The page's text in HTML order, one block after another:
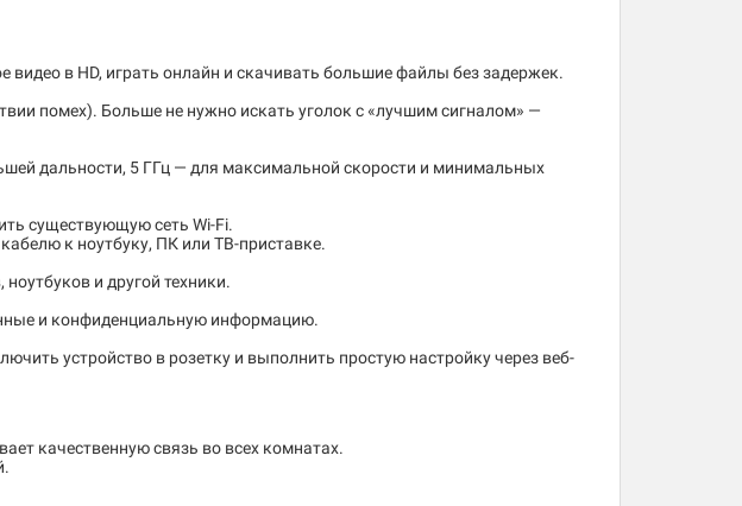
в HD, играть онлайн и скачивать большие файлы без задержек.
помех). Больше не нужно искать уголок с «лучшим сигналом» —
дальности, 5 ГГц — для максимальной скорости и минимальных
существующую сеть Wi-Fi.
к ноутбуку, ПК или ТВ-приставке.
и другой техники.
и конфиденциальную информацию.
устройство в розетку и выполнить простую настройку через веб-
качественную связь во всех комнатах.